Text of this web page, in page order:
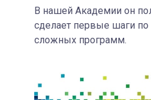
В нашей Академии он
сделает первые шаги по
сложных программ.